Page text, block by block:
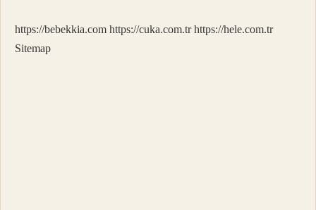
https://bebekkia.com https://cuka.com.tr https://hele.com.tr
Sitemap